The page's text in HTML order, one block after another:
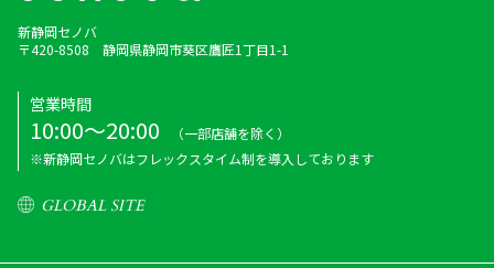
新静岡セノバ
〒420-8508 静岡県静岡市葵区鷹匠1丁目1-1
営業時間
10:00～20:00
（一部店舗を除く）
※新静岡セノバはフレックスタイム制を導入しております
GLOBAL SITE